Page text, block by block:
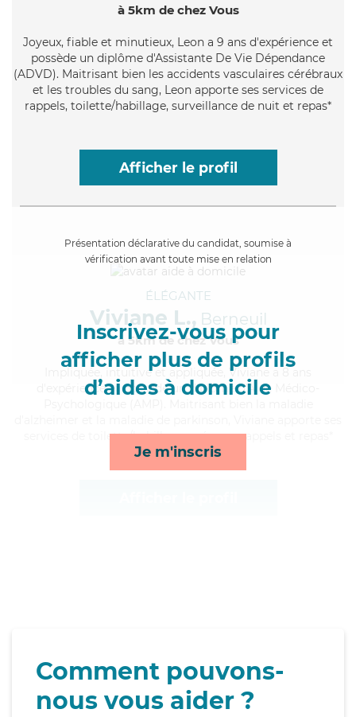
à 5km de chez Vous
Joyeux, fiable et minutieux, Leon a 9 ans d'expérience et
possède un diplôme d'Assistante De Vie Dépendance
(ADVD). Maitrisant bien les accidents vasculaires cérébraux
et les troubles du sang, Leon apporte ses services de
rappels, toilette/habillage, surveillance de nuit et repas*
Afficher le profil
Présentation déclarative du candidat, soumise à
vérification avant toute mise en relation
Inscrivez-vous pour
afficher plus de profils
d’aides à domicile
Je m'inscris
ÉLÉGANTE
Viviane L., Berneuil
à 5km de chez Vous
, intuitive et appliquée, Viviane a 8 ans
d'expérience et possède un diplôme d'Aide Médico-
services de toilette/habillage, ménage, rappels et repas*
Comment pouvons-
nous vous aider ?